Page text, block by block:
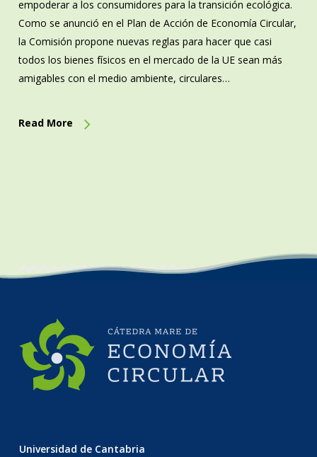
empoderar a los consumidores para la transición ecológica.
Como se anunció en el Plan de Acción de Economía Circular,
la Comisión propone nuevas reglas para hacer que casi
todos los bienes físicos en el mercado de la UE sean más
amigables con el medio ambiente, circulares…
Read More
Universidad de Cantabria